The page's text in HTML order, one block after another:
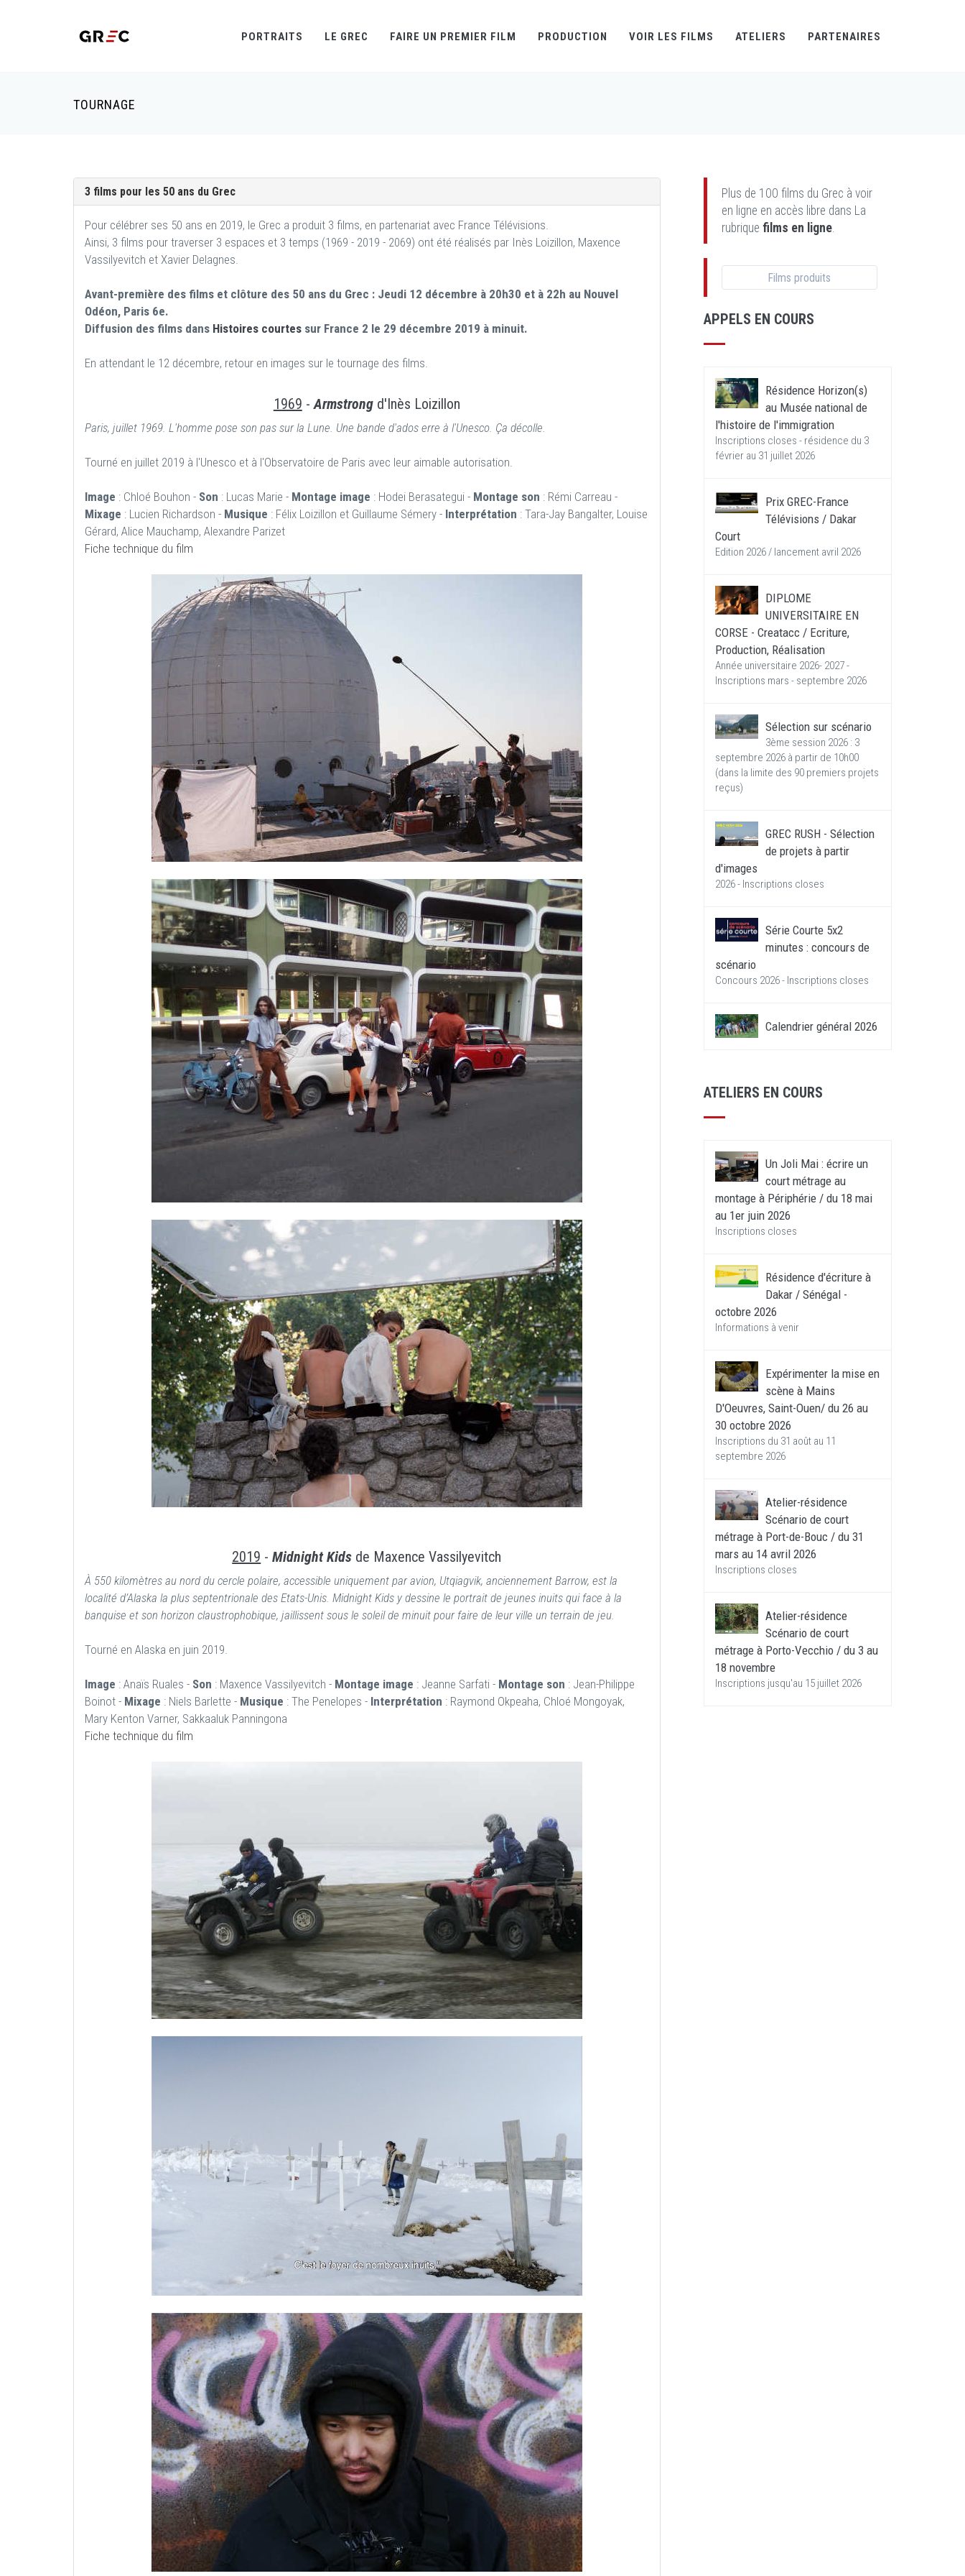
PORTRAITS LE GREC FAIRE UN PREMIER FILM PRODUCTION VOIR LES FILMS ATELIERS PARTENAIRES
TOURNAGE
3 films pour les 50 ans du Grec
Pour célébrer ses 50 ans en 2019, le Grec a produit 3 films, en partenariat avec France Télévisions.
Ainsi, 3 films pour traverser 3 espaces et 3 temps (1969 - 2019 - 2069) ont été réalisés par Inès Loizillon, Maxence
Vassilyevitch et Xavier Delagnes.
Avant-première des films et clôture des 50 ans du Grec : Jeudi 12 décembre à 20h30 et à 22h au Nouvel
Odéon, Paris 6e.
Diffusion des films dans Histoires courtes sur France 2 le 29 décembre 2019 à minuit.
En attendant le 12 décembre, retour en images sur le tournage des films.
1969 -Armstrong d'Inès Loizillon
Paris, juillet 1969. L'homme pose son pas sur la Lune. Une bande d'ados erre à l'Unesco. Ça décolle.
Tourné en juillet 2019 à l'Unesco et à l'Observatoire de Paris avec leur aimable autorisation.
Image : Chloé Bouhon - Son : Lucas Marie - Montage image : Hodei Berasategui - Montage son : Rémi Carreau -
Mixage : Lucien Richardson - Musique : Félix Loizillon et Guillaume Sémery - Interprétation : Tara-Jay Bangalter, Louise
Gérard, Alice Mauchamp, Alexandre Parizet
Fiche technique du film
2019 -Midnight Kids de Maxence Vassilyevitch
À 550 kilomètres au nord du cercle polaire, accessible uniquement par avion, Utqiagvik, anciennement Barrow, est la
localité d’Alaska la plus septentrionale des Etats-Unis. Midnight Kids y dessine le portrait de jeunes inuits qui face à la
banquise et son horizon claustrophobique, jaillissent sous le soleil de minuit pour faire de leur ville un terrain de jeu.
Tourné en Alaska en juin 2019.
Image : Anaïs Ruales - Son : Maxence Vassilyevitch - Montage image : Jeanne Sarfati - Montage son : Jean-Philippe
Boinot - Mixage : Niels Barlette - Musique : The Penelopes - Interprétation : Raymond Okpeaha, Chloé Mongoyak,
Mary Kenton Varner, Sakkaaluk Panningona
Fiche technique du film
Plus de 100 films du Grec à voir
en ligne en accès libre dans La
rubrique films en ligne.
Films produits
APPELS EN COURS
Résidence Horizon(s)
au Musée national de
l'histoire de l'immigration
Inscriptions closes - résidence du 3
février au 31 juillet 2026
Prix GREC-France
Télévisions / Dakar
Court
Edition 2026 / lancement avril 2026
DIPLOME
UNIVERSITAIRE EN
CORSE - Creatacc / Ecriture,
Production, Réalisation
Année universitaire 2026- 2027 -
Inscriptions mars - septembre 2026
Sélection sur scénario
3ème session 2026 : 3
septembre 2026 à partir de 10h00
(dans la limite des 90 premiers projets
reçus)
GREC RUSH - Sélection
de projets à partir
d'images
2026 - Inscriptions closes
Série Courte 5x2
minutes : concours de
scénario
Concours 2026 - Inscriptions closes
Calendrier général 2026
ATELIERS EN COURS
Un Joli Mai : écrire un
court métrage au
montage à Périphérie / du 18 mai
au 1er juin 2026
Inscriptions closes
Résidence d'écriture à
Dakar / Sénégal -
octobre 2026
Informations à venir
Expérimenter la mise en
scène à Mains
D'Oeuvres, Saint-Ouen/ du 26 au
30 octobre 2026
Inscriptions du 31 août au 11
septembre 2026
Atelier-résidence
Scénario de court
métrage à Port-de-Bouc / du 31
mars au 14 avril 2026
Inscriptions closes
Atelier-résidence
Scénario de court
métrage à Porto-Vecchio / du 3 au
18 novembre
Inscriptions jusqu'au 15 juillet 2026